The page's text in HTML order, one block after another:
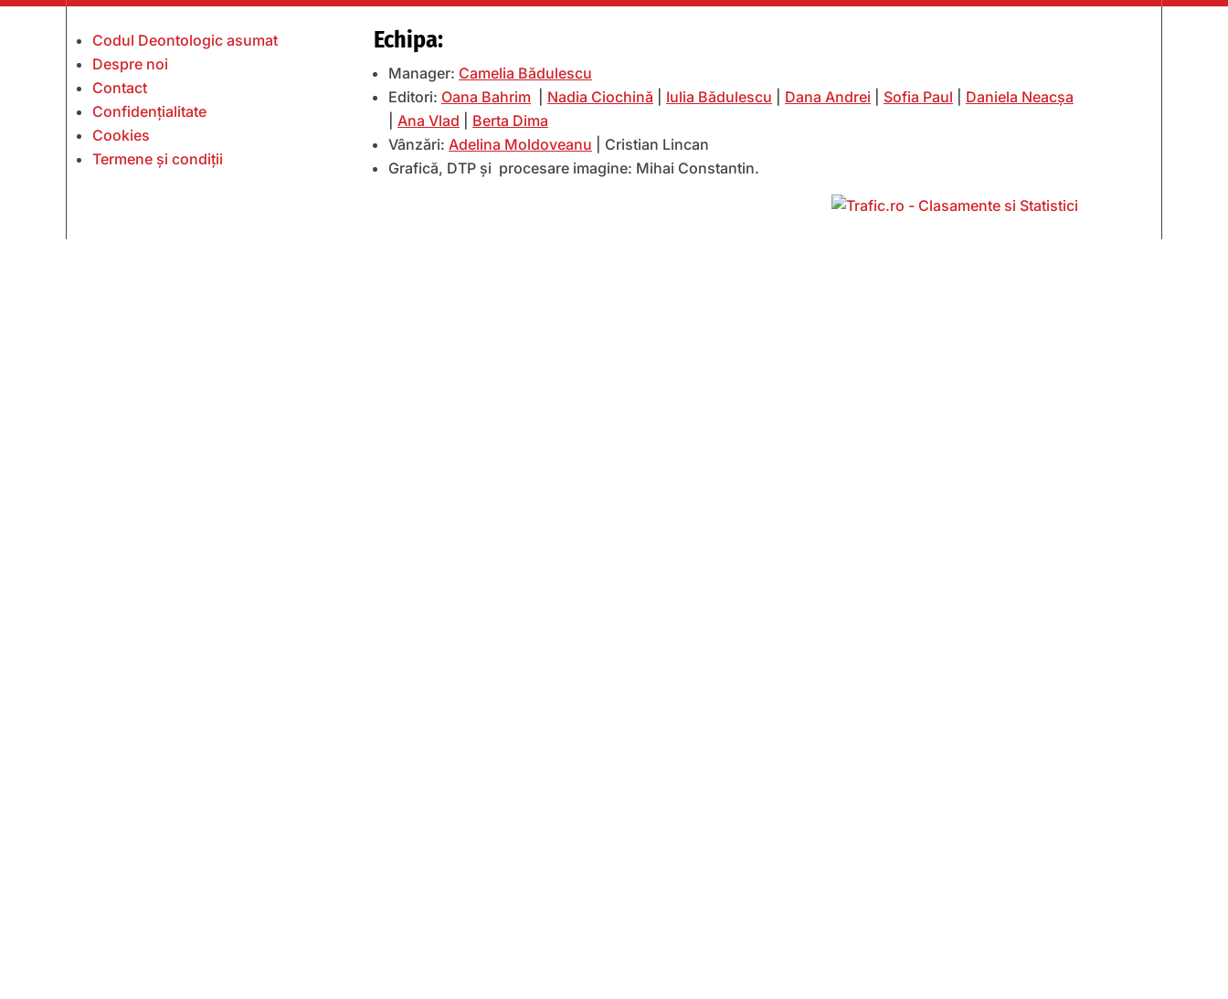
Codul Deontologic asumat
Despre noi
Contact
Confidențialitate
Cookies
Termene și condiții
Echipa:
Manager: Camelia Bădulescu
Editori: Oana Bahrim Nadia Ciochină Iulia Bădulescu Dana Andrei Sofia Paul
Daniela Neacșa
Ana Vlad
Berta Dima
Vânzări: Adelina Moldoveanu | Cristian Lincan
Grafică, DTP și procesare imagine: Mihai Constantin.